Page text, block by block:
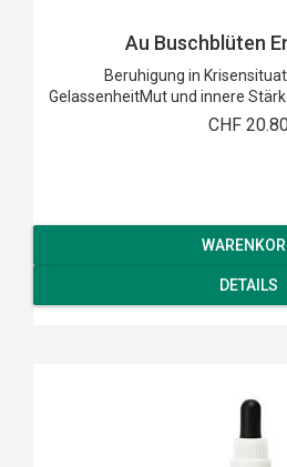
Au Buschblüten
Beruhigung in
GelassenheitMut und innere
CHF
DETAILS